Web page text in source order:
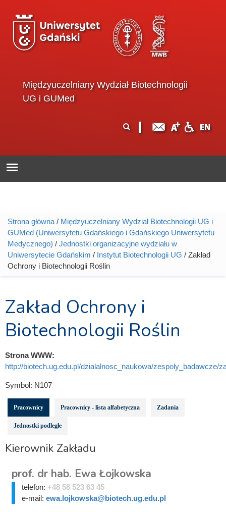
Międzyuczelniany Wydział Biotechnologii
UG i GUMed
wyszukiwania
Jesteś tutaj
Strona główna / Międzyuczelniany Wydział Biotechnologii UG i
GUMed (Uniwersytetu Gdańskiego i Gdańskiego Uniwersytetu
Medycznego) / Jednostki organizacyjne wydziału w
Uniwersytecie Gdańskim / Instytut Biotechnologii UG / Zakład
Ochrony i Biotechnologii Roślin
Zakład Ochrony i
Biotechnologii Roślin
Strona WWW:
http://biotech.ug.edu.pl/dzialalnosc_naukowa/zespoly_badawcze/
Symbol: N107
Pracownicy Pracownicy - lista alfabetyczna Zadania
Jednostki podległe
Kierownik Zakładu
prof. dr hab. Ewa Łojkowska
telefon: +48 58 523 63 45
e-mail: ewa.lojkowska@biotech.ug.edu.pl